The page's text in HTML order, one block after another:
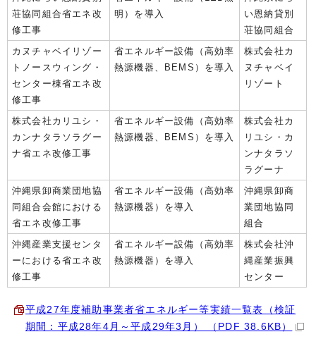
荘協同組合省エネ改
修工事
明）を導入
い恩納貸別
荘協同組合
カヌチャベイリゾー
トノースウィング・
センター棟省エネ改
修工事
省エネルギー設備（高効率
熱源機器、BEMS）を導入
株式会社カ
ヌチャベイ
リゾート
株式会社カリユシ・
カンナタラソラグー
ナ省エネ改修工事
省エネルギー設備（高効率
熱源機器、BEMS）を導入
株式会社カ
リユシ・カ
ンナタラソ
ラグーナ
沖縄県卸商業団地協
同組合会館における
省エネ改修工事
省エネルギー設備（高効率
熱源機器）を導入
沖縄県卸商
業団地協同
組合
沖縄産業支援センタ
ーにおける省エネ改
修工事
省エネルギー設備（高効率
熱源機器）を導入
株式会社沖
縄産業振興
センター
平成27年度補助事業者省エネルギー等実績一覧表（検証
期間：平成28年4月～平成29年3月） （PDF 38.6KB）